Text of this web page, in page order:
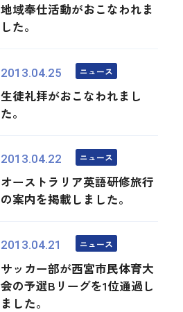
地域奉仕活動がおこなわれま
した。
2013.04.25 ニュース
生徒礼拝がおこなわれまし
た。
2013.04.22 ニュース
オーストラリア英語研修旅行
の案内を掲載しました。
2013.04.21 ニュース
サッカー部が西宮市民体育大
会の予選Bリーグを1位通過し
ました。